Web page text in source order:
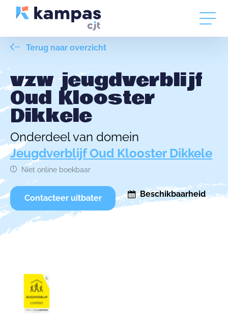
Terug naar overzicht
vzw jeugdverblijf
Oud Klooster
Dikkele
Onderdeel van domein
Jeugdverblijf Oud Klooster Dikkele
Niet online boekbaar
Contacteer uitbater Beschikbaarheid